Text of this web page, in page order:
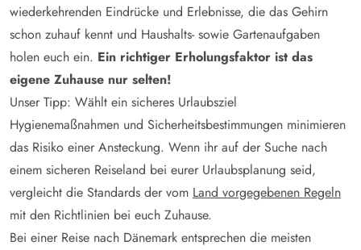
wiederkehrenden Eindrücke und Erlebnisse, die das Gehirn
schon zuhauf kennt und Haushalts- sowie Gartenaufgaben
holen euch ein. Ein richtiger Erholungsfaktor ist das
eigene Zuhause nur selten!
Unser Tipp: Wählt ein sicheres Urlaubsziel
Hygienemaßnahmen und Sicherheitsbestimmungen minimieren
das Risiko einer Ansteckung. Wenn ihr auf der Suche nach
einem sicheren Reiseland bei eurer Urlaubsplanung seid,
vergleicht die Standards der vom Land vorgegebenen Regeln
mit den Richtlinien bei euch Zuhause.
Bei einer Reise nach Dänemark entsprechen die meisten